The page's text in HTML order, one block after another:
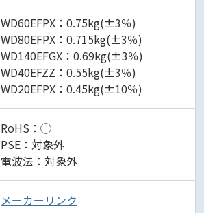
WD60EFPX：0.75kg(±3％)
WD80EFPX：0.715kg(±3％)
WD140EFGX：0.69kg(±3％)
WD40EFZZ：0.55kg(±3％)
WD20EFPX：0.45kg(±10％)
RoHS：◯
PSE：対象外
電波法：対象外
メーカーリンク